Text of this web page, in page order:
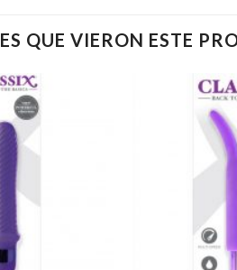
QUE VIERON ESTE